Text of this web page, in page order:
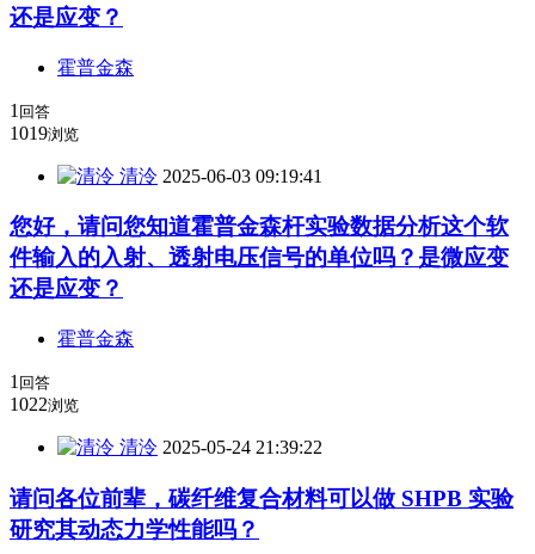
还是应变？
霍普金森
1 回答
1019浏览
清泠 2025-06-03 09:19:41
您好，请问您知道霍普金森杆实验数据分析这个软
件输入的入射、透射电压信号的单位吗？是微应变
还是应变？
霍普金森
1 回答
1022浏览
清泠 2025-05-24 21:39:22
请问各位前辈，碳纤维复合材料可以做 SHPB 实验
研究其动态力学性能吗？